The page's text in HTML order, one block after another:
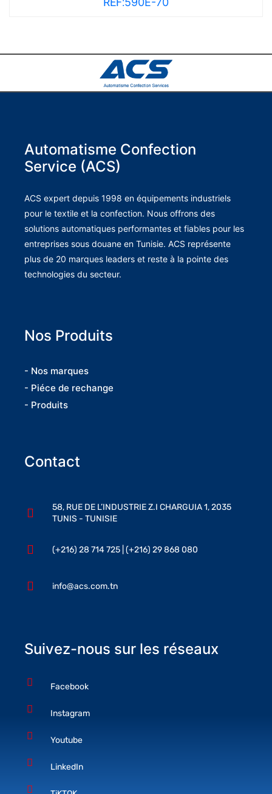
Automatisme Confection
Service (ACS)
ACS expert depuis 1998 en équipements industriels
pour le textile et la confection. Nous offrons des
solutions automatiques performantes et fiables pour les
entreprises sous douane en Tunisie. ACS représente
plus de 20 marques leaders et reste à la pointe des
technologies du secteur.
Nos Produits
- Nos marques
- Piéce de rechange
- Produits
Contact
58, RUE DE L’INDUSTRIE Z.I CHARGUIA 1, 2035
TUNIS - TUNISIE
(+216) 28 714 725 | (+216) 29 868 080
info@acs.com.tn
Suivez-nous sur les réseaux
Facebook
Instagram
Youtube
LinkedIn